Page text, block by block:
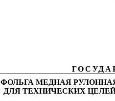
ФОЛЬГА МЕДНАЯ
ДЛЯ ТЕХНИЧЕСКИХ